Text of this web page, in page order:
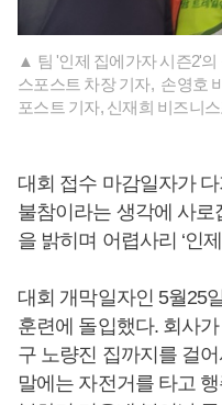
▲ 팀 '인제 집에가자 시즌2'
스포스트 차장 기자, 손영호
포스트 기자, 신재희 비즈니
대회 접수 마감일자가
불참이라는 생각에 사
을 밝히며 어렵사리 ‘인
대회 개막일자인 5월25
훈련에 돌입했다. 회사
구 노량진 집까지를 걸
말에는 자전거를 타고